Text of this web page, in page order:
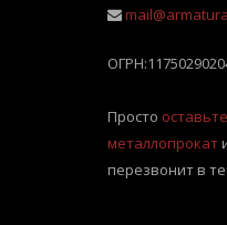
ОГРН:
Просто
металлопрокат
перезвонит в